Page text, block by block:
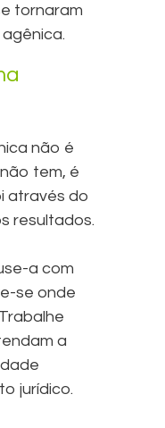
tornaram
não é
tem, é
através do
resultados.
a com
se onde
a
jurídico.